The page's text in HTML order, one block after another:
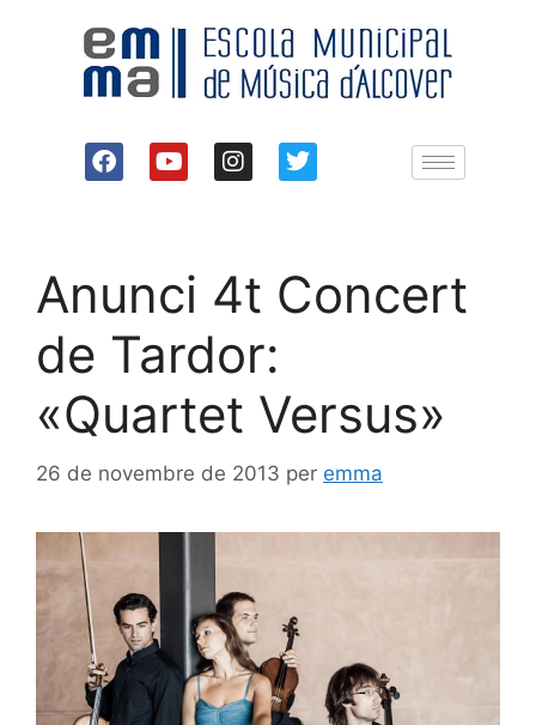
Anunci 4t Concert
de Tardor:
«Quartet Versus»
26 de novembre de 2013 per emma